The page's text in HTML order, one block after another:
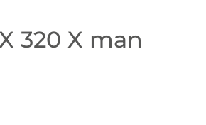
320 X man